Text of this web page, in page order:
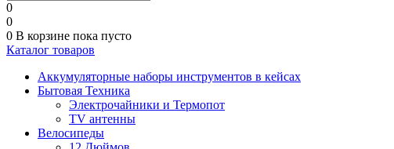
0
0
0 В корзине пока пусто
Каталог товаров
Аккумуляторные наборы инструментов в кейсах
Бытовая Техника
Электрочайники и Термопот
TV антенны
Велосипеды